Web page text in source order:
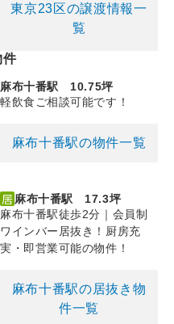
東京23区の譲渡情報一
覧
件
麻布十番駅 10.75坪
軽飲食ご相談可能です！
麻布十番駅の物件一覧
麻布十番駅 17.3坪
麻布十番駅徒歩2分｜会員制
ワインバー居抜き！厨房充
実・即営業可能の物件！
麻布十番駅の居抜き物
件一覧